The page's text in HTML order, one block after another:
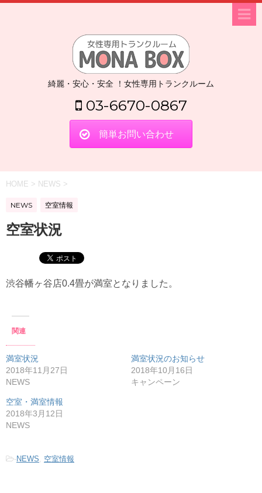
綺麗・安心・安全 ！女性専用トランクルーム
03-6670-0867
簡単お問い合わせ
HOME > NEWS >
NEWS 空室情報
空室状況
渋谷幡ヶ谷店0.4畳が満室となりました。
関連
満室状況
2018年11月27日
NEWS
満室状況のお知らせ
2018年10月16日
キャンペーン
空室・満室情報
2018年3月12日
NEWS
-NEWS, 空室情報